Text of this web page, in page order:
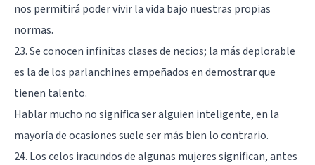
nos permitirá poder vivir la vida bajo nuestras propias
normas.
23. Se conocen infinitas clases de necios; la más deplorable
es la de los parlanchines empeñados en demostrar que
tienen talento.
Hablar mucho no significa ser alguien inteligente, en la
mayoría de ocasiones suele ser más bien lo contrario.
24. Los celos iracundos de algunas mujeres significan, antes